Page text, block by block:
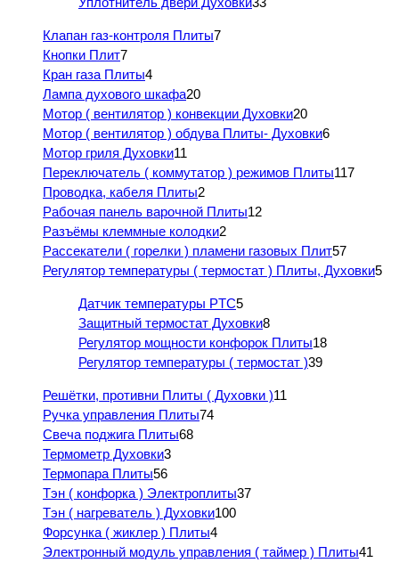
Клапан газ-контроля Плиты7
Кнопки Плит7
Кран газа Плиты4
Лампа духового шкафа20
Мотор ( вентилятор ) конвекции Духовки20
Мотор ( вентилятор ) обдува Плиты- Духовки6
Мотор гриля Духовки11
Переключатель ( коммутатор ) режимов Плиты117
Проводка, кабеля Плиты2
Рабочая панель варочной Плиты12
Разъёмы клеммные колодки2
Рассекатели ( горелки ) пламени газовых Плит57
Регулятор температуры ( термостат ) Плиты, Духовки5
Датчик температуры PTC5
Защитный термостат Духовки8
Регулятор мощности конфорок Плиты18
Регулятор температуры ( термостат )39
Решётки, противни Плиты ( Духовки )11
Ручка управления Плиты74
Свеча поджига Плиты68
Термометр Духовки3
Термопара Плиты56
Тэн ( конфорка ) Электроплиты37
Тэн ( нагреватель ) Духовки100
Форсунка ( жиклер ) Плиты4
Электронный модуль управления ( таймер ) Плиты41